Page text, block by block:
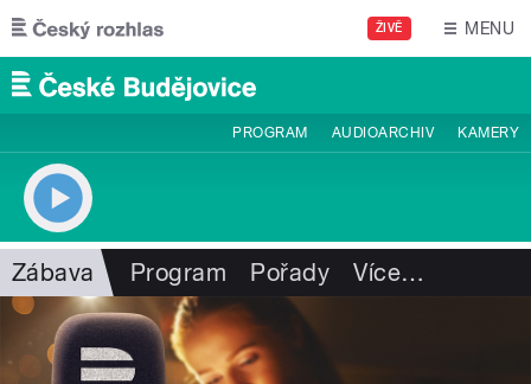
Přejít k hlavnímu obsahu
ŽIVĚ MENU
PROGRAM AUDIOARCHIV KAMERY
Zábava Program Pořady Více…